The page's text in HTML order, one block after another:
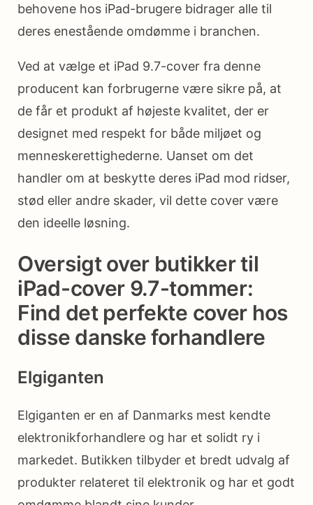
behovene hos iPad-brugere bidrager alle til
deres enestående omdømme i branchen.
Ved at vælge et iPad 9.7-cover fra denne
producent kan forbrugerne være sikre på, at
de får et produkt af højeste kvalitet, der er
designet med respekt for både miljøet og
menneskerettighederne. Uanset om det
handler om at beskytte deres iPad mod ridser,
stød eller andre skader, vil dette cover være
den ideelle løsning.
Oversigt over butikker til
iPad-cover 9.7-tommer:
Find det perfekte cover hos
disse danske forhandlere
Elgiganten
Elgiganten er en af Danmarks mest kendte
elektronikforhandlere og har et solidt ry i
markedet. Butikken tilbyder et bredt udvalg af
produkter relateret til elektronik og har et godt